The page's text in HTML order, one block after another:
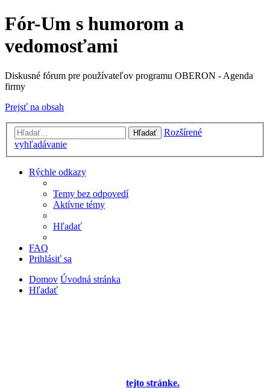
Fór-Um s humorom a
vedomosťami
Diskusné fórum pre používateľov programu OBERON - Agenda
firmy
Prejsť na obsah
Hľadať
Rozšírené
vyhľadávanie
Rýchle odkazy
Temy bez odpovedí
Aktívne témy
Hľadať
FAQ
Prihlásiť sa
Domov Úvodná stránka
Hľadať
tejto stránke.